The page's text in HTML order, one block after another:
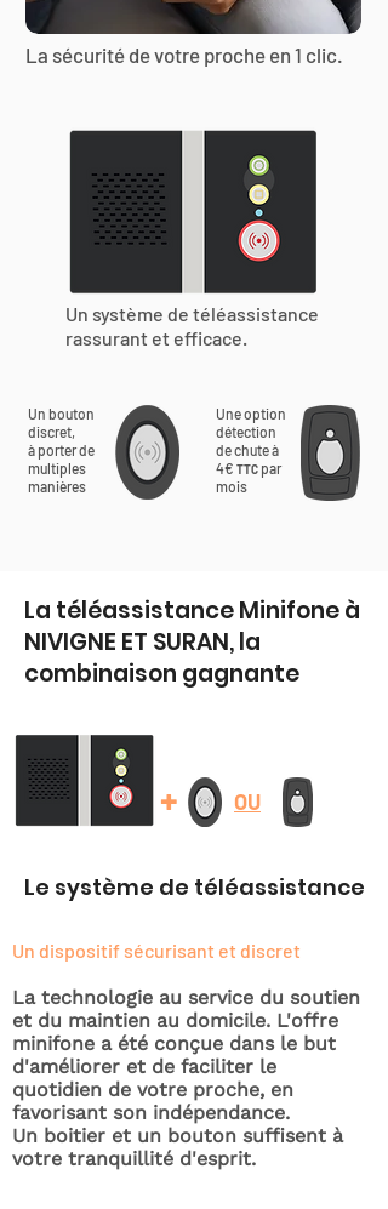
La sécurité de votre proche en 1 clic.
Un système de téléassistance
rassurant et efficace.
Un bouton
discret,
à porter de
multiples
manières
Une option
détection
de chute à
4€ TTC par
mois
La téléassistance Minifone à
NIVIGNE ET SURAN, la
combinaison gagnante
+ OU
Le système de téléassistance
Un dispositif sécurisant et discret
La technologie au service du soutien
et du maintien au domicile. L'offre
minifone a été conçue dans le but
d'améliorer et de faciliter le
quotidien de votre proche, en
favorisant son indépendance.
Un boitier et un bouton suffisent à
votre tranquillité d'esprit.